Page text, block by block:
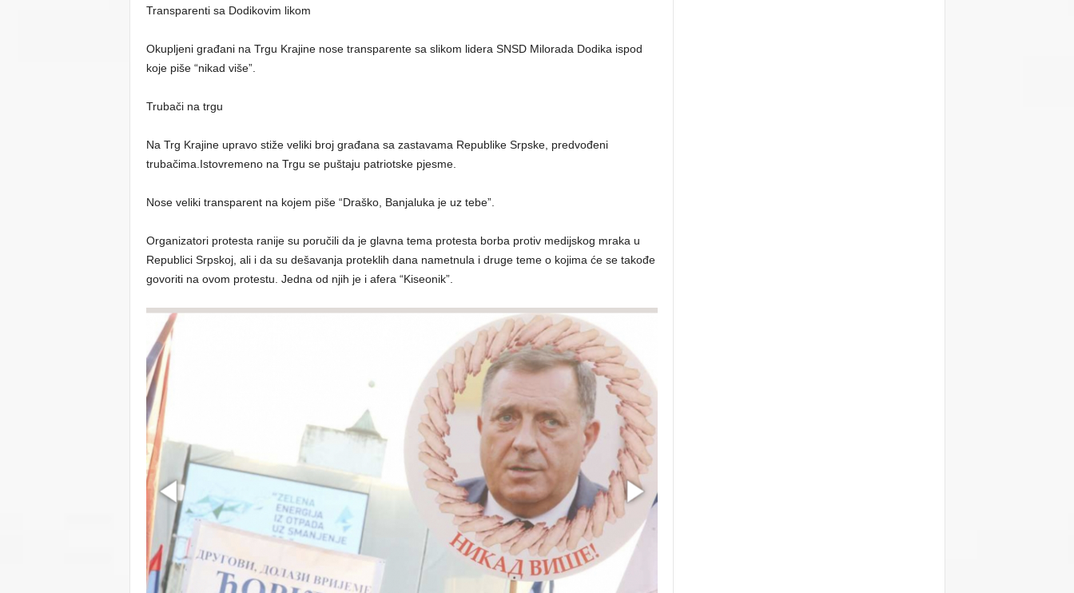
Transparenti sa Dodikovim likom
Okupljeni građani na Trgu Krajine nose transparente sa slikom lidera SNSD Milorada Dodika ispod
koje piše “nikad više”.
Trubači na trgu
Na Trg Krajine upravo stiže veliki broj građana sa zastavama Republike Srpske, predvođeni
trubačima.Istovremeno na Trgu se puštaju patriotske pjesme.
Nose veliki transparent na kojem piše “Draško, Banjaluka je uz tebe”.
Organizatori protesta ranije su poručili da je glavna tema protesta borba protiv medijskog mraka u
Republici Srpskoj, ali i da su dešavanja proteklih dana nametnula i druge teme o kojima će se takođe
govoriti na ovom protestu. Jedna od njih je i afera “Kiseonik”.